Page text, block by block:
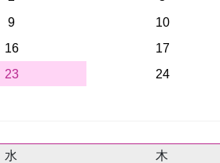
9 10
16 17
23 24
水 木